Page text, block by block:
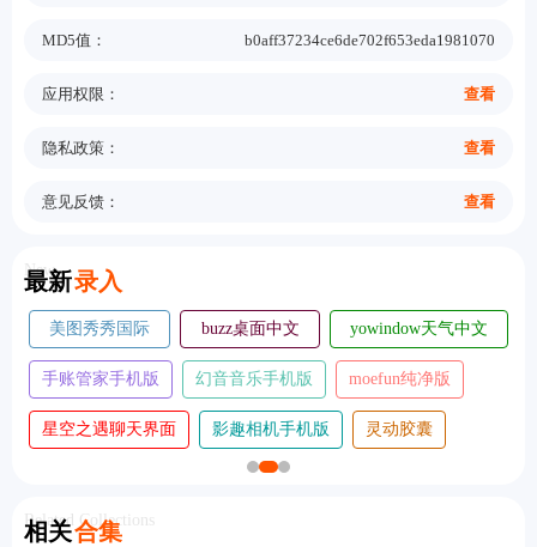
MD5值： b0aff37234ce6de702f653eda1981070
应用权限： 查看
隐私政策： 查看
意见反馈： 查看
最新录入
New
美图秀秀国际
版
buzz桌面中文
版
yowindow天气中文
版
手账管家手机版
幻音音乐手机版 moefun纯净版
星空之遇聊天界面 影趣相机手机版 灵动胶囊
相关合集
Related Collections